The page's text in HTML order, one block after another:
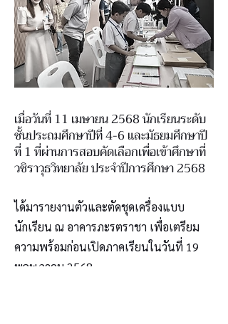
เมื่อวันที่ 11 เมษายน 2568 นักเรียนระดับ
ชั้นประถมศึกษาปีที่ 4-6 และมัธยมศึกษาปี
ที่ 1 ที่ผ่านการสอบคัดเลือกเพื่อเข้าศึกษาที่
วชิราวุธวิทยาลัย ประจำปีการศึกษา 2568
ได้มารายงานตัวและตัดชุดเครื่องแบบ
นักเรียน ณ อาคารภะรตราชา เพื่อเตรียม
ความพร้อมก่อนเปิดภาคเรียนในวันที่ 19
พฤษภาคม 2568